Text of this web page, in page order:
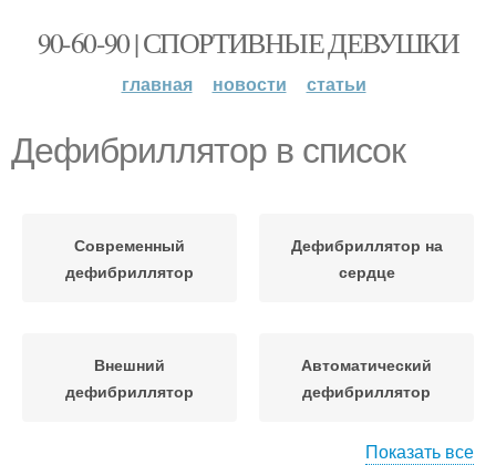
90-60-90 | СПОРТИВНЫЕ ДЕВУШКИ
главная новости статьи
Дефибриллятор в список
Современный
дефибриллятор
Дефибриллятор на
сердце
Внешний
дефибриллятор
Автоматический
дефибриллятор
Показать все